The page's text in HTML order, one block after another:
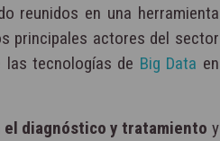
reunidos en una herramienta
principales actores del sector
tecnologías de Big Data en
diagnóstico y tratamiento y